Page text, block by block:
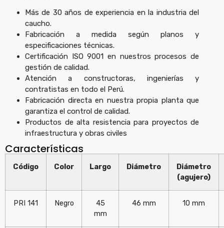
Más de 30 años de experiencia en la industria del
caucho.
Fabricación a medida según planos y
especificaciones técnicas.
Certificación ISO 9001 en nuestros procesos de
gestión de calidad.
Atención a constructoras, ingenierías y
contratistas en todo el Perú.
Fabricación directa en nuestra propia planta que
garantiza el control de calidad.
Productos de alta resistencia para proyectos de
infraestructura y obras civiles
Características
Código Color Largo Diámetro
Diámetro
(agujero)
PRI 141 Negro
45
mm
46 mm 10 mm